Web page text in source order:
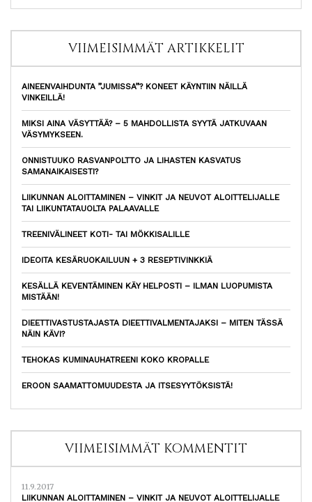
VIIMEISIMMÄT ARTIKKELIT
AINEENVAIHDUNTA ”JUMISSA”? KONEET KÄYNTIIN NÄILLÄ
VINKEILLÄ!
MIKSI AINA VÄSYTTÄÄ? – 5 MAHDOLLISTA SYYTÄ JATKUVAAN
VÄSYMYKSEEN.
ONNISTUUKO RASVANPOLTTO JA LIHASTEN KASVATUS
SAMANAIKAISESTI?
LIIKUNNAN ALOITTAMINEN – VINKIT JA NEUVOT ALOITTELIJALLE
TAI LIIKUNTATAUOLTA PALAAVALLE
TREENIVÄLINEET KOTI- TAI MÖKKISALILLE
IDEOITA KESÄRUOKAILUUN + 3 RESEPTIVINKKIÄ
KESÄLLÄ KEVENTÄMINEN KÄY HELPOSTI – ILMAN LUOPUMISTA
MISTÄÄN!
DIEETTIVASTUSTAJASTA DIEETTIVALMENTAJAKSI – MITEN TÄSSÄ
NÄIN KÄVI?
TEHOKAS KUMINAUHATREENI KOKO KROPALLE
EROON SAAMATTOMUUDESTA JA ITSESYYTÖKSISTÄ!
VIIMEISIMMÄT KOMMENTIT
11.9.2017
LIIKUNNAN ALOITTAMINEN – VINKIT JA NEUVOT ALOITTELIJALLE